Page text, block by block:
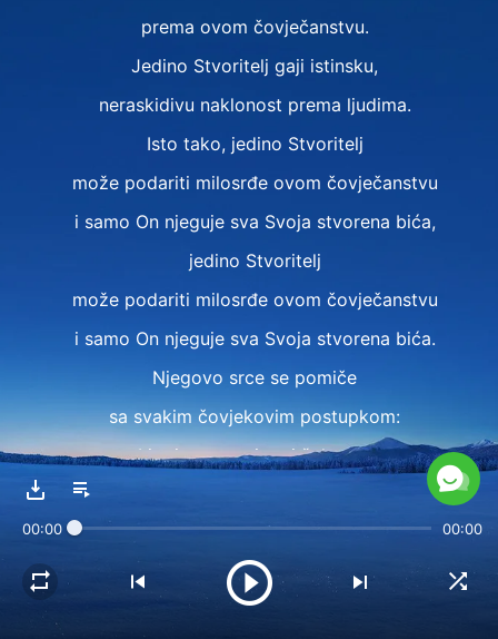
prema ovom čovječanstvu.
Jedino Stvoritelj gaji istinsku,
neraskidivu naklonost prema ljudima.
Isto tako, jedino Stvoritelj
može podariti milosrđe ovom čovječanstvu
i samo On njeguje sva Svoja stvorena bića,
jedino Stvoritelj
može podariti milosrđe ovom čovječanstvu
i samo On njeguje sva Svoja stvorena bića.
Njegovo srce se pomiče
sa svakim čovjekovim postupkom:
Ljut je, uznemiren i žalostan
Zadovoljan je i radostan, mijenja mišljenje
i veseli se čovjekovu kajanju, vjeri i pokoravanju;
svaka Njegova misao i ideja
00:00 00:00